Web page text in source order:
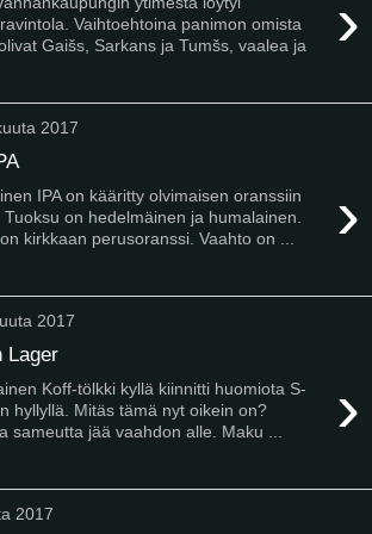
›
Vaihtoehtoina panimon omista
Gaišs, Sarkans ja Tumšs, vaalea ja
2017
›
IPA on kääritty olvimaisen oranssiin
Tuoksu on hedelmäinen ja humalainen.
kirkkaan perusoranssi. Vaahto on ...
2017
Lager
›
Koff-tölkki kyllä kiinnitti huomiota S-
hyllyllä. Mitäs tämä nyt oikein on?
sameutta jää vaahdon alle. Maku ...
2017